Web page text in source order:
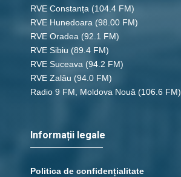
RVE Constanța (104.4 FM)
RVE Hunedoara (98.00 FM)
RVE Oradea (92.1 FM)
RVE Sibiu (89.4 FM)
RVE Suceava (94.2 FM)
RVE Zalău (94.0 FM)
Radio 9 FM, Moldova Nouă (106.6 FM)
Informații legale
Politica de confidențialitate